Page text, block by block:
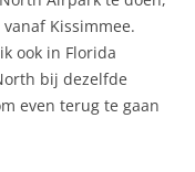
Kissimmee.
ook in Florida
bij dezelfde
even terug te gaan